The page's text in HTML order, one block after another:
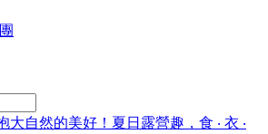
大自然的美好！夏日露營趣，食 ‧ 衣 ‧